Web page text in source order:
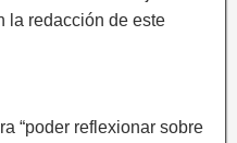
la redacción de este
“poder reflexionar sobre